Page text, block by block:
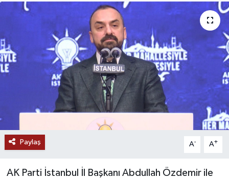
Paylaş A- A+
AK Parti İstanbul İl Başkanı Abdullah Özdemir ile
Haberde İnsan
Kültür Sanat
Magazin
Politika
Son Dakika
Yaşam